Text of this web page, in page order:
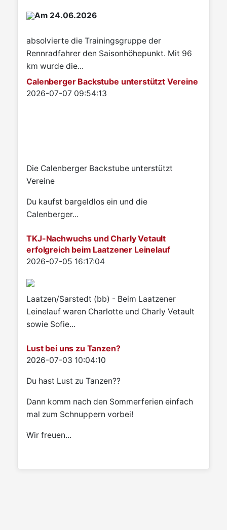
Am 24.06.2026
absolvierte die Trainingsgruppe der
Rennradfahrer den Saisonhöhepunkt. Mit 96
km wurde die...
Calenberger Backstube unterstützt Vereine
Details
2026-07-07 09:54:13
Die Calenberger Backstube unterstützt
Vereine
Du kaufst bargeldlos ein und die
Calenberger...
TKJ-Nachwuchs und Charly Vetault
erfolgreich beim Laatzener Leinelauf
Details
2026-07-05 16:17:04
Laatzen/Sarstedt (bb) - Beim Laatzener
Leinelauf waren Charlotte und Charly Vetault
sowie Sofie...
Lust bei uns zu Tanzen?
Details
2026-07-03 10:04:10
Du hast Lust zu Tanzen??
Dann komm nach den Sommerferien einfach
mal zum Schnuppern vorbei!
Wir freuen...